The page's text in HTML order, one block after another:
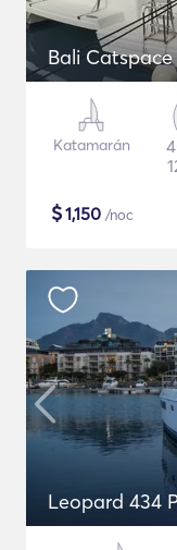
Bali Catspace
Katamarán
$1,150 /noc
Leopard 434